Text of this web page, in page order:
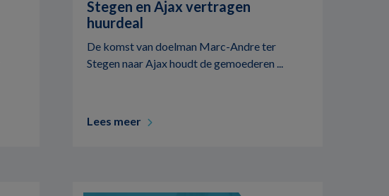
Stegen en Ajax vertragen
huurdeal
De komst van doelman Marc-Andre ter
Stegen naar Ajax houdt de gemoederen ...
Lees meer